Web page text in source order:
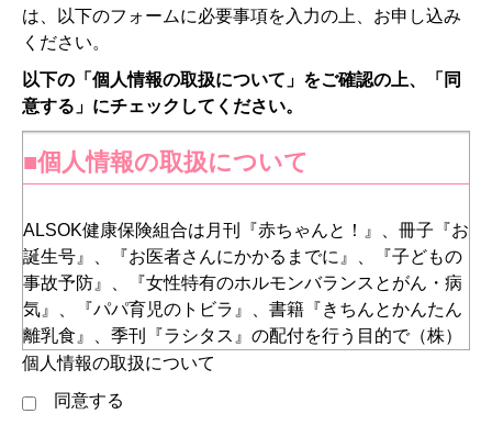
は、以下のフォームに必要事項を入力の上、お申し込み
ください。
以下の「個人情報の取扱について」をご確認の上、「同
意する」にチェックしてください。
■個人情報の取扱について
ALSOK健康保険組合は月刊『赤ちゃんと！』、冊子『お
誕生号』、『お医者さんにかかるまでに』、『子どもの
事故予防』、『女性特有のホルモンバランスとがん・病
気』、『パパ育児のトビラ』、書籍『きちんとかんたん
離乳食』、季刊『ラシタス』の配付を行う目的で（株）
赤ちゃんとママ社へ送付業務を委託し、送付先対象者の
個人情報（社員番号、被保険者氏名、送付先住所、電話
番号）を委託しています。当該個人情報は業務委託契約
個人情報の取扱について
同意する